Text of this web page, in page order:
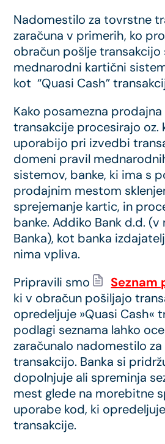
Nadomestilo za tovrstne
zaračuna v primerih, ko
obračun pošlje transakcijo
mednarodni kartični
kot “Quasi Cash”
Kako posamezna
transakcije procesirajo oz.
uporabijo pri izvedbi
domeni pravil
sistemov, banke, ki ima s
prodajnim mestom
sprejemanje kartic, in
banke. Addiko Bank d.d. (v
Banka), kot banka
nima vpliva.
Pripravili smo
Seznam
ki v obračun pošiljajo
opredeljuje »Quasi Cash«
podlagi seznama lahko
zaračunalo nadomestilo za
transakcijo. Banka si
dopolnjuje ali spreminja
mest glede na morebitne
uporabe kod, ki
transakcije.